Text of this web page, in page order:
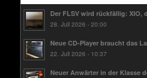
Der FLSV wird rückfällig: XIO,
28. Juli 2026 - 20:00
Neue CD-Player braucht das
22. Juli 2026 - 10:37
Neuer Anwärter in der Klasse